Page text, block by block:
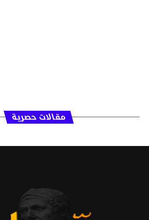
مقالات حصرية